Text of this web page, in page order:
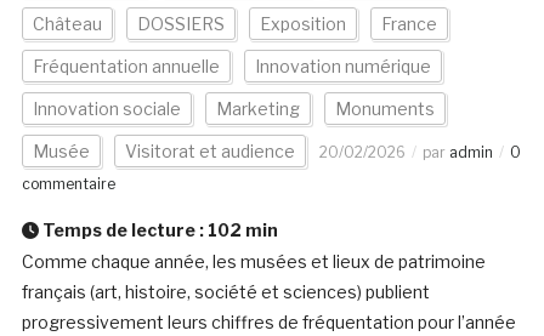
Château DOSSIERS Exposition France
Fréquentation annuelle Innovation numérique
Innovation sociale Marketing Monuments
Musée Visitorat et audience 20/02/2026 par admin
0
commentaire
Temps de lecture : 102 min
Comme chaque année, les musées et lieux de patrimoine
français (art, histoire, société et sciences) publient
progressivement leurs chiffres de fréquentation pour l’année